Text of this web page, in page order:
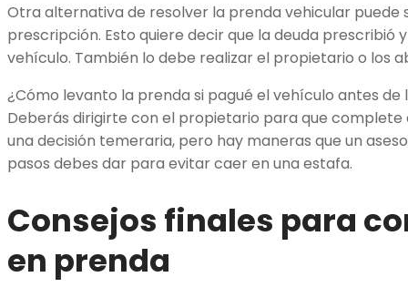
Otra alternativa de resolver la prenda vehicular puede
prescripción. Esto quiere decir que la deuda prescribió
vehículo. También lo debe realizar el propietario o los
¿Cómo levanto la prenda si pagué el vehículo antes
Deberás dirigirte con el propietario para que complete
una decisión temeraria, pero hay maneras que un
pasos debes dar para evitar caer en una estafa.
Consejos finales para
en prenda